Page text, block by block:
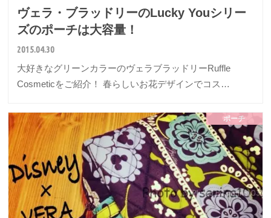
ヴェラ・ブラッドリーのLucky Youシリー
ズのポーチは大容量！
2015.04.30
大好きなグリーンカラーのヴェラブラッドリーRuffle
Cosmeticをご紹介！ 春らしいお花デザインでコス…
ポーチ